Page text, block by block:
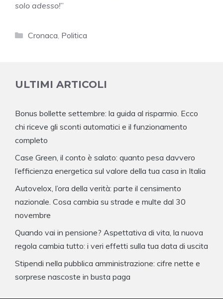
solo adesso!”
Categorie
Cronaca, Politica
ULTIMI ARTICOLI
Bonus bollette settembre: la guida al risparmio. Ecco
chi riceve gli sconti automatici e il funzionamento
completo
Case Green, il conto è salato: quanto pesa davvero
l’efficienza energetica sul valore della tua casa in Italia
Autovelox, l’ora della verità: parte il censimento
nazionale. Cosa cambia su strade e multe dal 30
novembre
Quando vai in pensione? Aspettativa di vita, la nuova
regola cambia tutto: i veri effetti sulla tua data di uscita
Stipendi nella pubblica amministrazione: cifre nette e
sorprese nascoste in busta paga